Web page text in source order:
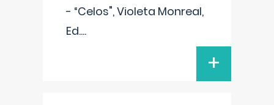
- “Celos", Violeta Monreal,
Ed....
+